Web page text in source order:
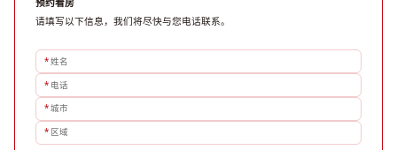
请填写以下信息，我们将尽快与您电话联系。
*姓名
* 电话
*城市
* 区域